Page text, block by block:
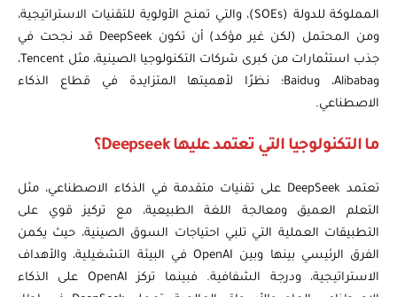
المملوكة للدولة (SOEs)، والتي تمنح الأولوية للتقنيات الاستراتيجية،
ومن المحتمل (لكن غير مؤكد) أن تكون DeepSeek قد نجحت في
جذب استثمارات من كبرى شركات التكنولوجيا الصينية، مثل Tencent،
وAlibaba، وBaidu؛ نظرًا لأهميتها المتزايدة في قطاع الذكاء
الاصطناعي.
ما التكنولوجيا التي تعتمد عليها Deepseek؟
تعتمد DeepSeek على تقنيات متقدمة في الذكاء الاصطناعي، مثل
التعلم العميق ومعالجة اللغة الطبيعية، مع تركيز قوي على
التطبيقات العملية التي تلبي احتياجات السوق الصينية، حيث يكمن
الفرق الرئيسي بينها وبين OpenAI في البيئة التشغيلية، والأهداف
الاستراتيجية، ودرجة الشفافية. فبينما تركز OpenAI على الذكاء